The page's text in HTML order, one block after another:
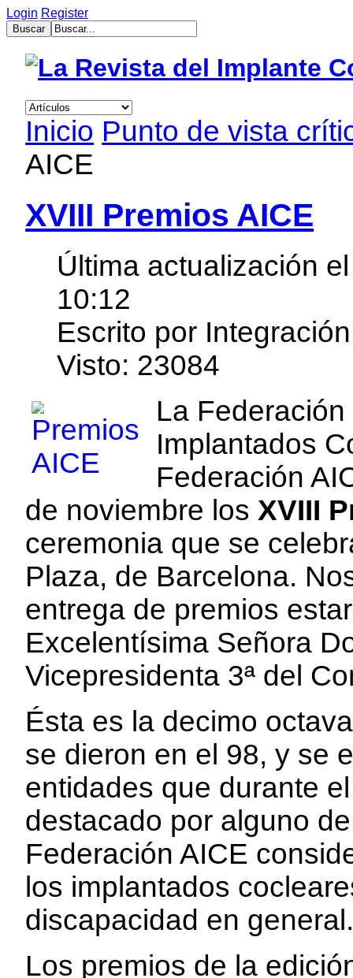
Login Register
Inicio Punto de vista
AICE
XVIII Premios AICE
Última actualización
10:12
Escrito por Integración
Visto: 23084
La
Implantados
Federación
de noviembre los XVIII
ceremonia que se
Plaza, de Barcelona.
entrega de premios
Excelentísima Señora
Vicepresidenta 3ª del
Ésta es la decimo
se dieron en el 98, y se
entidades que durante
destacado por alguno
Federación AICE
los implantados
discapacidad en
Los premios de la
muğla
escort
bayan
escort
aydın
bayan
escort
bayan
çanakkale
bayan
escort